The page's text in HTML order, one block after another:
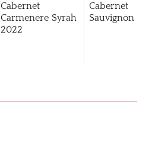
Cabernet
Carmenere Syrah
2022
Cabernet
Sauvignon